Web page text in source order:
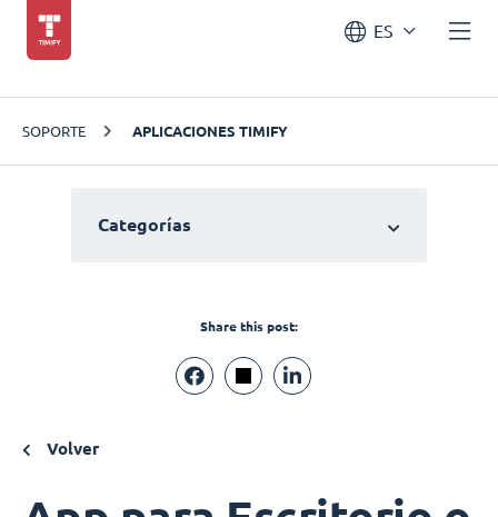
ES
SOPORTE APLICACIONES TIMIFY
Categorías
Share this post:
Volver